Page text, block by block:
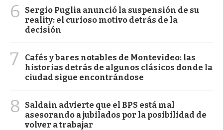
6
Sergio Puglia anunció la suspensión de su
reality: el curioso motivo detrás de la
decisión
7
Cafés y bares notables de Montevideo: las
historias detrás de algunos clásicos donde la
ciudad sigue encontrándose
8
Saldain advierte que el BPS está mal
asesorando a jubilados por la posibilidad de
volver a trabajar